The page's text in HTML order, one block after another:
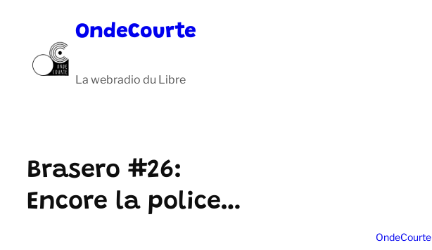
OndeCourte
La webradio du Libre
Brasero #26:
Encore la police…
OndeCourte